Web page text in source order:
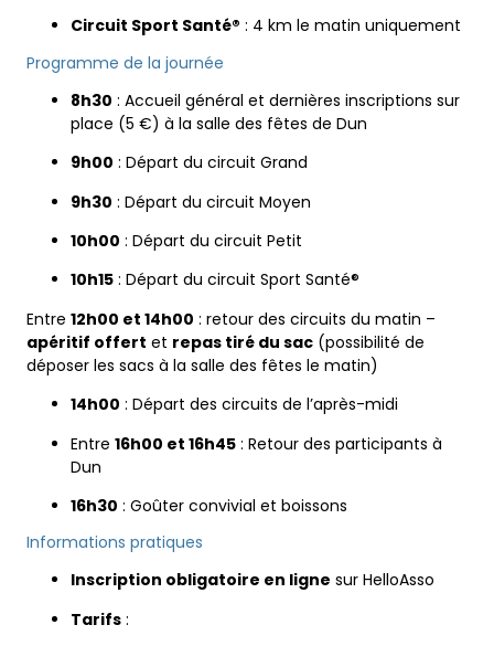
Circuit Sport Santé® : 4 km le matin uniquement
Programme de la journée
8h30 : Accueil général et dernières inscriptions sur
place (5 €) à la salle des fêtes de Dun
9h00 : Départ du circuit Grand
9h30 : Départ du circuit Moyen
10h00 : Départ du circuit Petit
10h15 : Départ du circuit Sport Santé®
Entre 12h00 et 14h00 : retour des circuits du matin –
apéritif offert et repas tiré du sac (possibilité de
déposer les sacs à la salle des fêtes le matin)
14h00 : Départ des circuits de l’après-midi
Entre 16h00 et 16h45 : Retour des participants à
Dun
16h30 : Goûter convivial et boissons
Informations pratiques
Inscription obligatoire en ligne sur HelloAsso
Tarifs :